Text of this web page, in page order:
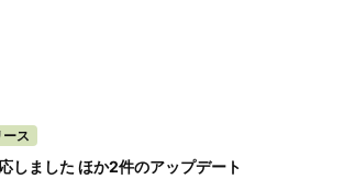
ース
しました ほか2件のアップデート